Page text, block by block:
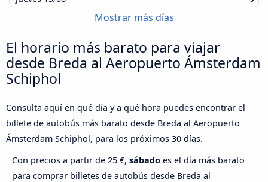
Mostrar más días
El horario más barato para viajar
desde Breda al Aeropuerto Ámsterdam
Schiphol
Consulta aquí en qué día y a qué hora puedes encontrar el
billete de autobús más barato desde Breda al Aeropuerto
Ámsterdam Schiphol, para los próximos 30 días.
Con precios a partir de 25 €, sábado es el día más barato
para comprar billetes de autobús desde Breda al